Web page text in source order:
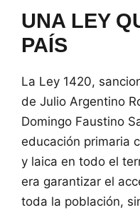
UNA LEY
PAÍS
La Ley 1420,
de Julio Argentino
Domingo Faustino
educación primaria
y laica en todo el
era garantizar el
toda la población,